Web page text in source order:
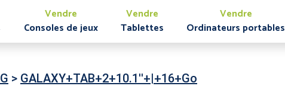
Vendre
Consoles de jeux
Vendre
Tablettes
Vendre
Ordinateurs portables
> GALAXY+TAB+2+10.1''+|+16+Go